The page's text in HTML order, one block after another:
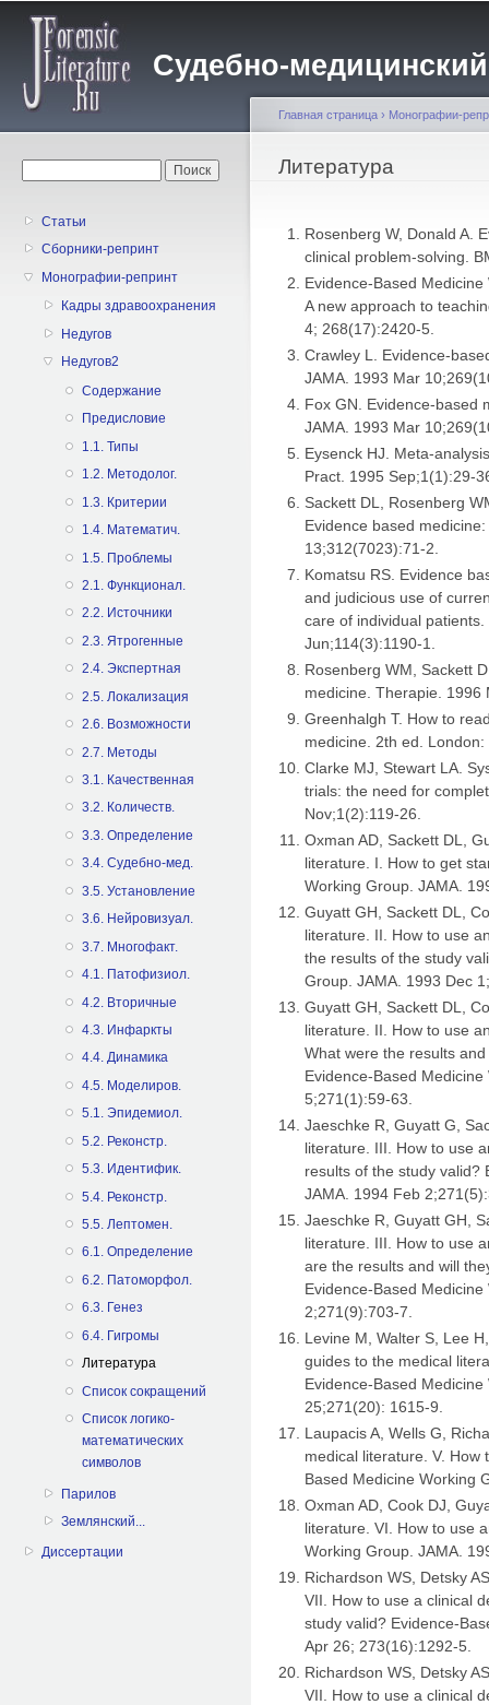
Судебно-
Статьи
Сборники-репринт
Монографии-репринт
Кадры здравоохранения
Недугов
Недугов2
Содержание
Предисловие
1.1. Типы
1.2. Методолог.
1.3. Критерии
1.4. Математич.
1.5. Проблемы
2.1. Функционал.
2.2. Источники
2.3. Ятрогенные
2.4. Экспертная
2.5. Локализация
2.6. Возможности
2.7. Методы
3.1. Качественная
3.2. Количеств.
3.3. Определение
3.4. Судебно-мед.
3.5. Установление
3.6. Нейровизуал.
3.7. Многофакт.
4.1. Патофизиол.
4.2. Вторичные
4.3. Инфаркты
4.4. Динамика
4.5. Mоделиров.
5.1. Эпидемиол.
5.2. Реконстр.
5.3. Идентифик.
5.4. Реконстр.
5.5. Лептомен.
6.1. Определение
6.2. Патоморфол.
6.3. Генез
6.4. Гигромы
Литература
Список сокращений
Список логико-
математических
символов
Парилов
Землянский...
Диссертации
Вы здесь
Главная страница › Монографии-
Литература
Rosenberg W, Donald A.
clinical problem-solving.
Evidence-Based
A new approach to
4; 268(17):2420-5.
Crawley L. Evidence-
JAMA. 1993 Mar
Fox GN. Evidence-based
JAMA. 1993 Mar
Eysenck HJ. Meta-
Pract. 1995 Sep;1(1):29-
Sackett DL, Rosenberg
Evidence based
13;312(7023):71-2.
Komatsu RS. Evidence
and judicious use of
care of individual
Jun;114(3):1190-1.
Rosenberg WM, Sackett
medicine. Therapie. 1996
Greenhalgh T. How to
medicine. 2th ed.
Clarke MJ, Stewart LA.
trials: the need for
Nov;1(2):119-26.
Oxman AD, Sackett DL,
literature. I. How to get
Working Group. JAMA.
Guyatt GH, Sackett DL,
literature. II. How to use
the results of the study
Group. JAMA. 1993 Dec
Guyatt GH, Sackett DL,
literature. II. How to use
What were the results
Evidence-Based
5;271(1):59-63.
Jaeschke R, Guyatt G,
literature. III. How to use
results of the study valid?
JAMA. 1994 Feb
Jaeschke R, Guyatt GH,
literature. III. How to use
are the results and will
Evidence-Based
2;271(9):703-7.
Levine M, Walter S, Lee
guides to the medical
Evidence-Based
25;271(20): 1615-9.
Laupacis A, Wells G,
medical literature. V.
Based Medicine Working
Oxman AD, Cook DJ,
literature. VI. How to use
Working Group. JAMA.
Richardson WS, Detsky
VII. How to use a clinical
study valid? Evidence-
Apr 26; 273(16):1292-5.
Richardson WS, Detsky
VII. How to use a clinical